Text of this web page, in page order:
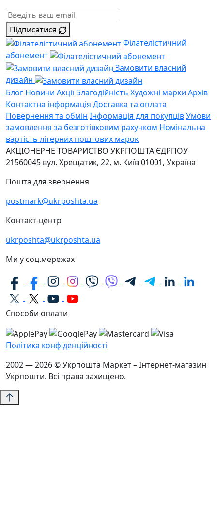
Підписатися
Філателістичний
абонемент
Замовити власний
дизайн
Блог Новини Акції Благодійність Художні марки Архів
Контактна інформація Доставка та оплата
Повернення та обмін Інформація для покупцівУмови
замовлення за безготівковим рахунком Номінальна
вартість літерних поштових марок
АКЦІОНЕРНЕ ТОВАРИСТВО УКРПОШТА ЄДРПОУ
21560045 вул. Хрещатик, 22, м. Київ01001, Україна
Пошта для звернення
postmark@ukrposhta.ua
Контакт-центр
ukrposhta@ukrposhta.ua
Ми у соц.мережах
Способи оплати
Політика конфіденційності
2002 — 2026 © Укрпошта Маркет – Інтернет-магазин
Укрпошти. Всі права захищено.